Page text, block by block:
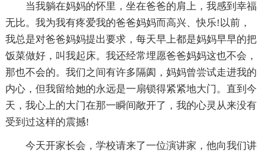
当我躺在妈妈的怀里，坐在爸爸的肩上，我感到幸福
无比。我为我有疼爱我的爸爸妈妈而高兴、快乐!以前，
我总是对爸爸妈妈提出要求，每天早上都是妈妈早早的把
饭菜做好，叫我起床。我还经常埋愿爸爸妈妈这也不会，
那也不会的。我们之间有许多隔阂，妈妈曾尝试走进我的
内心，但我留给她的永远是一扇锁得紧紧地大门。直到今
天，我心上的大门在那一瞬间敞开了，我的心灵从来没有
受到过这样的震撼!
今天开家长会，学校请来了一位演讲家，他向我们讲